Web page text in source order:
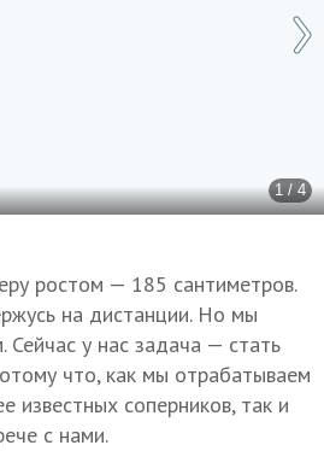
1 / 4
ростом — 185 сантиметров.
на дистанции. Но мы
Сейчас у нас задача — стать
что, как мы отрабатываем
известных соперников, так и
с нами.